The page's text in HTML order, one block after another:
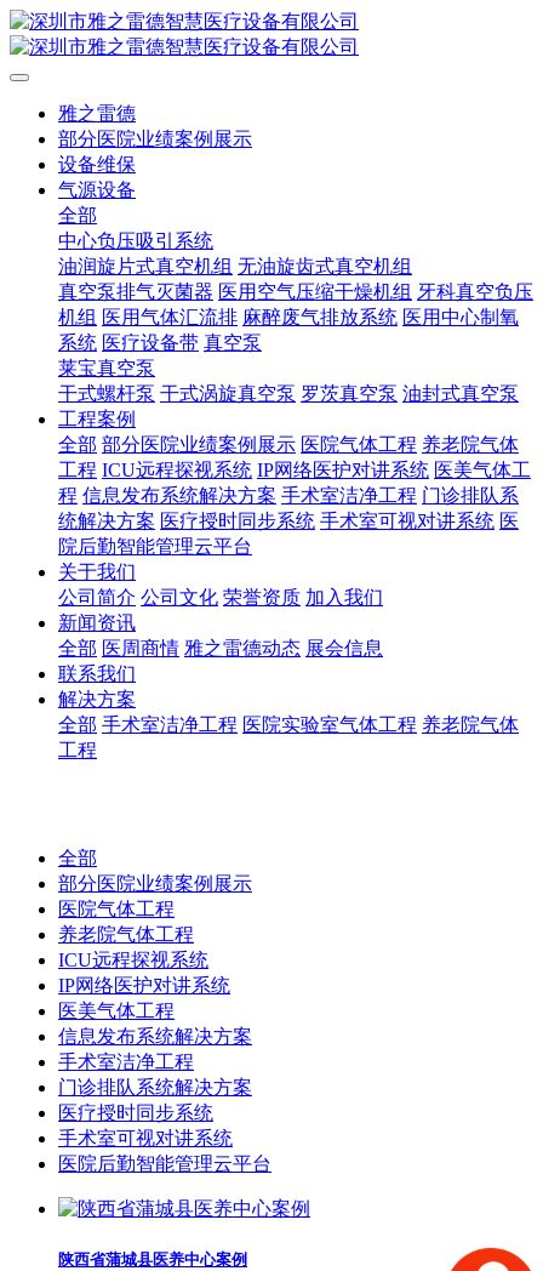
雅之雷德
部分医院业绩案例展示
设备维保
气源设备
全部
中心负压吸引系统
油润旋片式真空机组 无油旋齿式真空机组
真空泵排气灭菌器 医用空气压缩干燥机组 牙科真空负压
机组 医用气体汇流排 麻醉废气排放系统 医用中心制氧
系统 医疗设备带 真空泵
莱宝真空泵
干式螺杆泵 干式涡旋真空泵 罗茨真空泵 油封式真空泵
工程案例
全部 部分医院业绩案例展示 医院气体工程 养老院气体
工程 ICU远程探视系统 IP网络医护对讲系统 医美气体工
程 信息发布系统解决方案 手术室洁净工程 门诊排队系
统解决方案 医疗授时同步系统 手术室可视对讲系统 医
院后勤智能管理云平台
关于我们
公司简介 公司文化 荣誉资质 加入我们
新闻资讯
全部 医周商情 雅之雷德动态 展会信息
联系我们
解决方案
全部 手术室洁净工程 医院实验室气体工程 养老院气体
工程
全部
部分医院业绩案例展示
医院气体工程
养老院气体工程
ICU远程探视系统
IP网络医护对讲系统
医美气体工程
信息发布系统解决方案
手术室洁净工程
门诊排队系统解决方案
医疗授时同步系统
手术室可视对讲系统
医院后勤智能管理云平台
陕西省蒲城县医养中心案例